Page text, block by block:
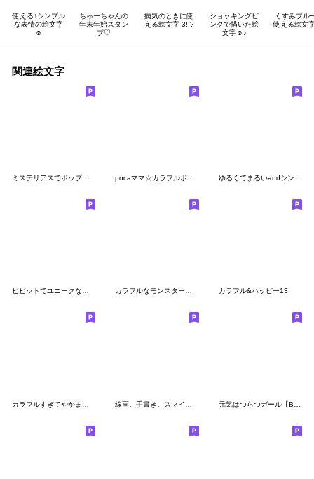
使える♪シンプル
な表情の絵文字
☺︎
ちゅーちゃんの
年末年始スタン
プ♡
病気のときに使
える絵文字 3!!?
ショッキングピ
ンクで描いた絵
文字☺︎♪
くすみブル
使える絵文
関連絵文字
ミステリアスでポップな絵文字
ビビットでユニークな絵文字☆pocaママ カラフルなモンスターたち カラフル&ハッピー13